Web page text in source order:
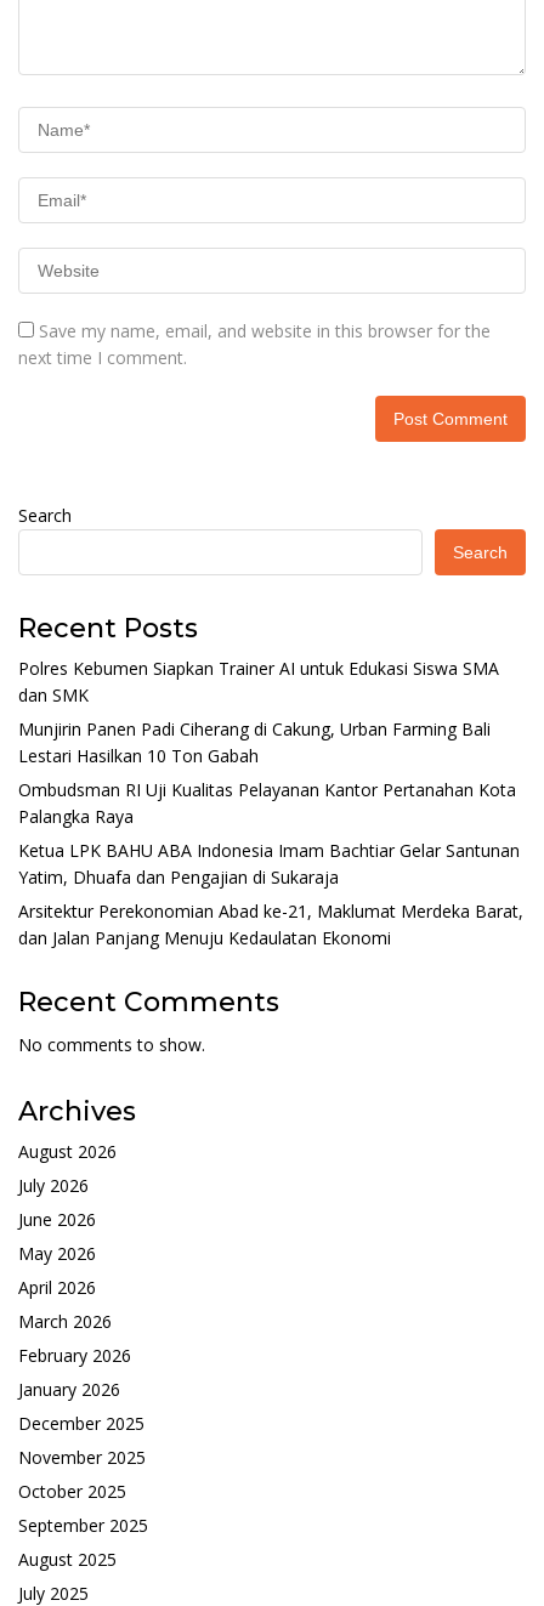
Save my name, email, and website in this browser for the
next time I comment.
Search
Search
Recent Posts
Polres Kebumen Siapkan Trainer AI untuk Edukasi Siswa SMA
dan SMK
Munjirin Panen Padi Ciherang di Cakung, Urban Farming Bali
Lestari Hasilkan 10 Ton Gabah
Ombudsman RI Uji Kualitas Pelayanan Kantor Pertanahan Kota
Palangka Raya
Ketua LPK BAHU ABA Indonesia Imam Bachtiar Gelar Santunan
Yatim, Dhuafa dan Pengajian di Sukaraja
Arsitektur Perekonomian Abad ke-21, Maklumat Merdeka Barat,
dan Jalan Panjang Menuju Kedaulatan Ekonomi
Recent Comments
No comments to show.
Archives
August 2026
July 2026
June 2026
May 2026
April 2026
March 2026
February 2026
January 2026
December 2025
November 2025
October 2025
September 2025
August 2025
July 2025